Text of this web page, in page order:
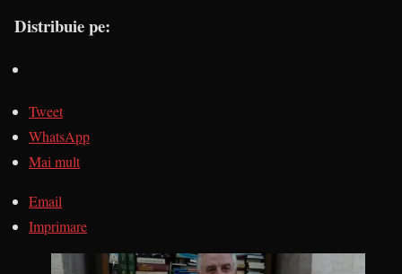
Distribuie pe:
Tweet
WhatsApp
Mai mult
Email
Imprimare